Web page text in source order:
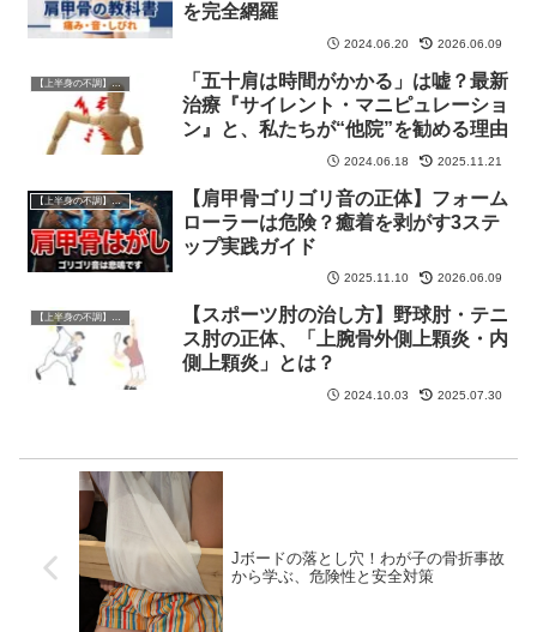
を完全網羅
2024.06.20 2026.06.09
【上半身の不調】専門フロア
「五十肩は時間がかかる」は嘘？最新
治療『サイレント・マニピュレーショ
ン』と、私たちが“他院”を勧める理由
2024.06.18 2025.11.21
【肩甲骨ゴリゴリ音の正体】フォーム
ローラーは危険？癒着を剥がす3ステ
ップ実践ガイド
2025.11.10 2026.06.09
【上半身の不調】専門フロア
【スポーツ肘の治し方】野球肘・テニ
ス肘の正体、「上腕骨外側上顆炎・内
側上顆炎」とは？
2024.10.03 2025.07.30
Jボードの落とし穴！わが子の骨折事故
から学ぶ、危険性と安全対策